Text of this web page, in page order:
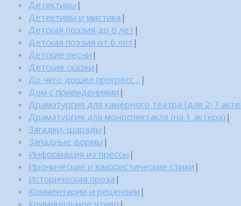
Детективы |
Детективы и мистика |
Детская поэзия до 6 лет |
Детская поэзия от 6 лет |
Детские песни |
Детские сказки |
До чего дошел прогресс… |
Дом с привидениями |
Драматургия для камерного театра (для 2-7
Драматургия для моноспектакля (на 1 актера) |
Загадки, шарады |
Западные формы |
Информация из прессы |
Иронические и юмористические стихи |
Историческая проза |
Комментарии и рецензии |
Криминальное чтиво |